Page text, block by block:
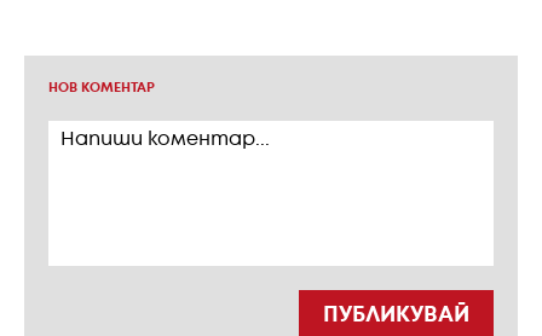
НОВ КОМЕНТАР
ПУБЛИКУВАЙ